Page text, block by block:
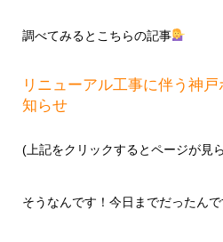
調べてみるとこちらの記事
リニューアル工事に伴う神
知らせ
(上記をクリックするとページが見
そうなんです！今日までだったんで